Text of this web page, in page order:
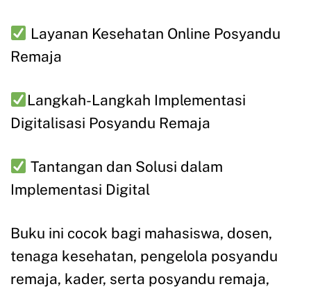
Layanan Kesehatan Online Posyandu
Remaja
Langkah-Langkah Implementasi
Digitalisasi Posyandu Remaja
Tantangan dan Solusi dalam
Implementasi Digital
Buku ini cocok bagi mahasiswa, dosen,
tenaga kesehatan, pengelola posyandu
remaja, kader, serta posyandu remaja,